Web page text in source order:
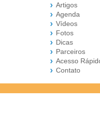
Artigos
Agenda
Vídeos
Fotos
Dicas
Parceiros
Acesso
Contato